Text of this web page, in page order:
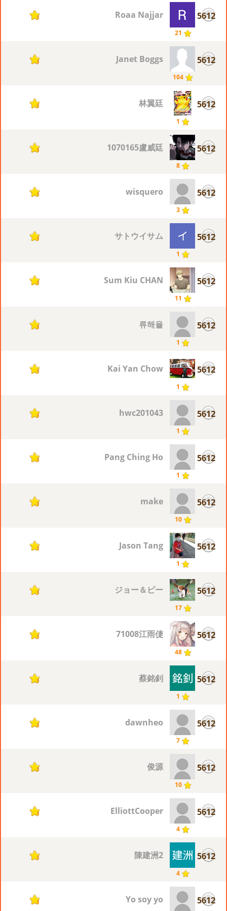
5612
21
Roaa Najjar
1
5612
104
Janet Boggs
1
5612
1
林翼廷
1
5612
8
1070165盧威廷
1
5612
3
wisquero
1
5612
1
サトウイサム
1
5612
11
Sum Kiu CHAN
1
5612
1
류해율
1
5612
1
Kai Yan Chow
1
5612
1
hwc201043
1
5612
1
Pang Ching Ho
1
5612
10
make
1
5612
1
Jason Tang
1
5612
17
ジョー＆ピー
1
5612
48
71008江雨倢
1
5612
1
蔡銘釗
1
5612
7
dawnheo
1
5612
10
俊源
1
5612
4
ElliottCooper
1
5612
4
陳建洲2
1
5612
Yo soy yo
1